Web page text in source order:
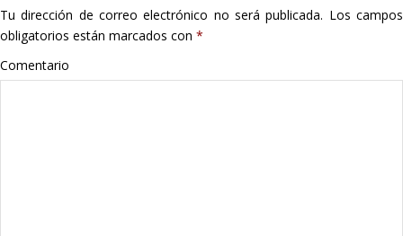
Informática
Listas
Tu dirección de correo electrónico no será publicada. Los campos
obligatorios están marcados con *
Comentario